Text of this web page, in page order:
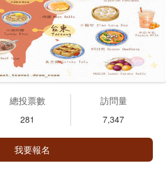
總投票數
281
訪問量
7,347
我要報名